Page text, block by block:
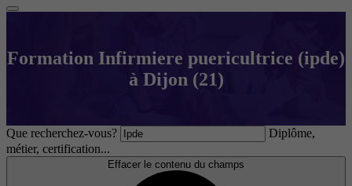
Formation Infirmiere puericultrice (ipde)
à Dijon (21)
Que recherchez-vous?
Diplôme,
métier, certification...
Effacer le contenu du champs